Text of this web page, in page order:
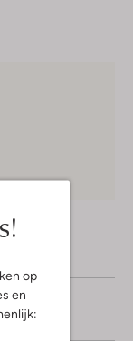
op
en